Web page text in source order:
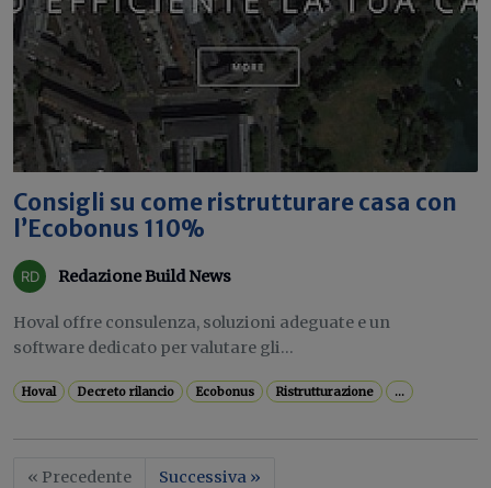
Consigli su come ristrutturare casa con
l’Ecobonus 110%
Redazione Build News
Hoval offre consulenza, soluzioni adeguate e un
software dedicato per valutare gli...
Hoval Decreto rilancio Ecobonus Ristrutturazione ...
« Precedente Successiva »